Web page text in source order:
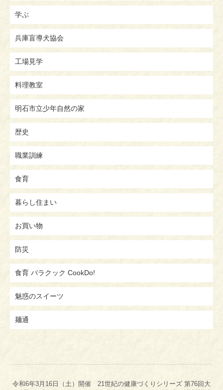
学ぶ
兵庫盲導犬協会
工場見学
料理教室
明石市立少年自然の家
歴史
職業訓練
食育
暮らし住まい
お買い物
防災
食育 バラクック CookDo!
魅惑のスイーツ
麺通
令和6年3月16日（土）開催 21世紀の健康づくりシリーズ 第76回大